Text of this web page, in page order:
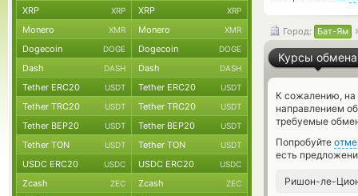
Город: Бат-Ям
Курсы обмена
К сожалению, на
направлением
требуемые
Попробуйте
есть
Ришон-ле-
XRP XRP XRP XRP
Monero XMR Monero XMR
Dogecoin DOGE Dogecoin DOGE
Dash DASH Dash DASH
Tether ERC20 USDT Tether ERC20 USDT
Tether TRC20 USDT Tether TRC20 USDT
Tether BEP20 USDT Tether BEP20 USDT
Tether TON USDT Tether TON USDT
USDC ERC20 USDC USDC ERC20 USDC
Zcash ZEC Zcash ZEC